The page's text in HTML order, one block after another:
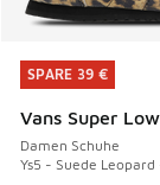
SPARE 39 €
Vans Super
Damen Schuhe
Ys5 - Suede
SPARE 39 €